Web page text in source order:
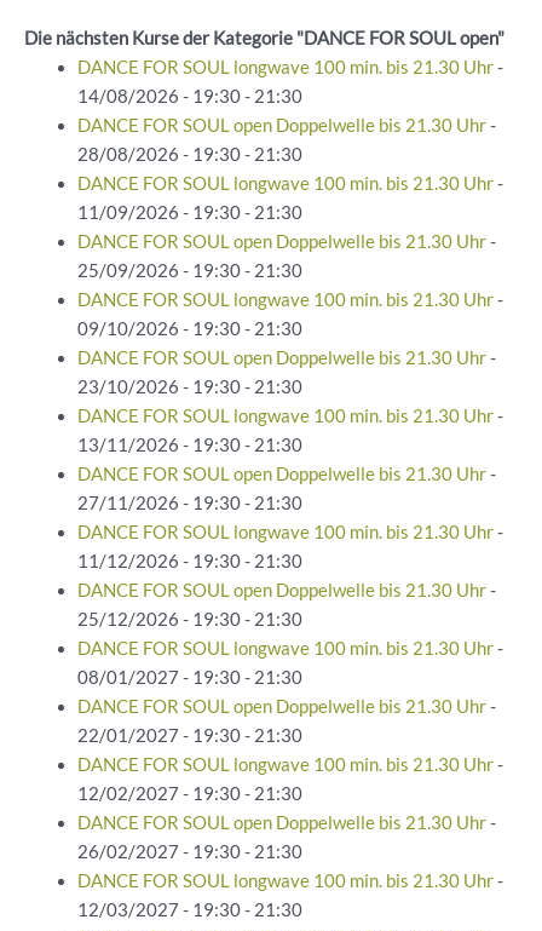
Die nächsten Kurse der Kategorie "DANCE FOR SOUL open"
DANCE FOR SOUL longwave 100 min. bis 21.30 Uhr-
14/08/2026 - 19:30 - 21:30
DANCE FOR SOUL open Doppelwelle bis 21.30 Uhr-
28/08/2026 - 19:30 - 21:30
DANCE FOR SOUL longwave 100 min. bis 21.30 Uhr-
11/09/2026 - 19:30 - 21:30
DANCE FOR SOUL open Doppelwelle bis 21.30 Uhr-
25/09/2026 - 19:30 - 21:30
DANCE FOR SOUL longwave 100 min. bis 21.30 Uhr-
09/10/2026 - 19:30 - 21:30
DANCE FOR SOUL open Doppelwelle bis 21.30 Uhr-
23/10/2026 - 19:30 - 21:30
DANCE FOR SOUL longwave 100 min. bis 21.30 Uhr-
13/11/2026 - 19:30 - 21:30
DANCE FOR SOUL open Doppelwelle bis 21.30 Uhr-
27/11/2026 - 19:30 - 21:30
DANCE FOR SOUL longwave 100 min. bis 21.30 Uhr-
11/12/2026 - 19:30 - 21:30
DANCE FOR SOUL open Doppelwelle bis 21.30 Uhr-
25/12/2026 - 19:30 - 21:30
DANCE FOR SOUL longwave 100 min. bis 21.30 Uhr-
08/01/2027 - 19:30 - 21:30
DANCE FOR SOUL open Doppelwelle bis 21.30 Uhr-
22/01/2027 - 19:30 - 21:30
DANCE FOR SOUL longwave 100 min. bis 21.30 Uhr-
12/02/2027 - 19:30 - 21:30
DANCE FOR SOUL open Doppelwelle bis 21.30 Uhr-
26/02/2027 - 19:30 - 21:30
DANCE FOR SOUL longwave 100 min. bis 21.30 Uhr-
12/03/2027 - 19:30 - 21:30